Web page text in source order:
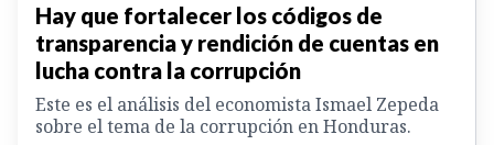
Hay que fortalecer los códigos de
transparencia y rendición de cuentas en
lucha contra la corrupción
Este es el análisis del economista Ismael Zepeda
sobre el tema de la corrupción en Honduras.